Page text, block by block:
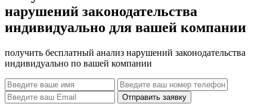
нарушений законодательства
индивидуально для вашей компании
получить бесплатный анализ нарушений законодательства
индивидуально по вашей компании
Отправить заявку